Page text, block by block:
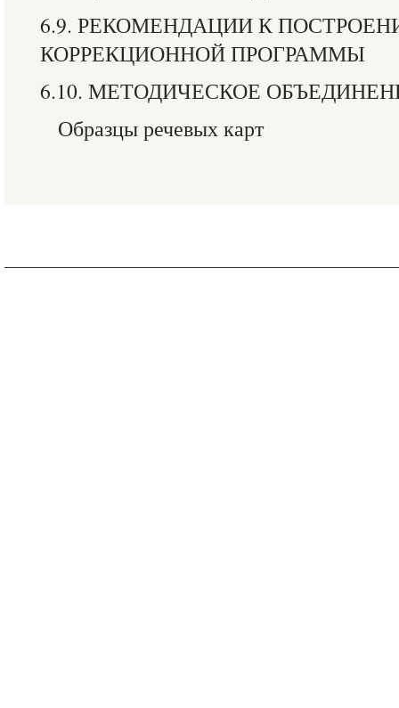
6.9. РЕКОМЕНДАЦИИ К
КОРРЕКЦИОННОЙ ПРОГРАММЫ
6.10. МЕТОДИЧЕСКОЕ
Образцы речевых карт